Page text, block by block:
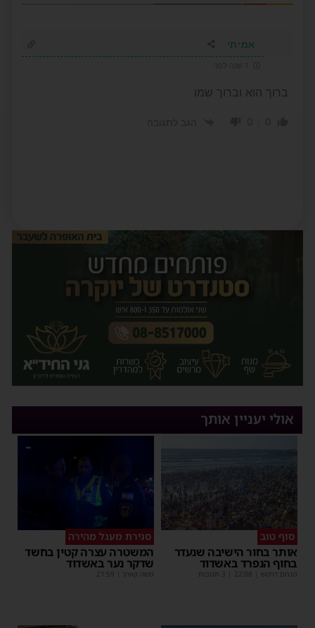
אמיתי
ברוך הוא וברוך שמו
אולי יעניין אותך
סוף טוב
אותר בחור הישיבה שנעדר
בחוף הנפרד באשדוד
מנחם דויטש 22:08
סגירת מעגל מהירה
המשטרה עצרה קטין בחשד
שדקר נער באשדוד
משה קאהן 21:59